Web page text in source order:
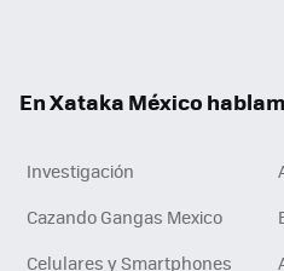
En Xataka México
Investigación
Cazando Gangas Mexico
Celulares y Smartphones